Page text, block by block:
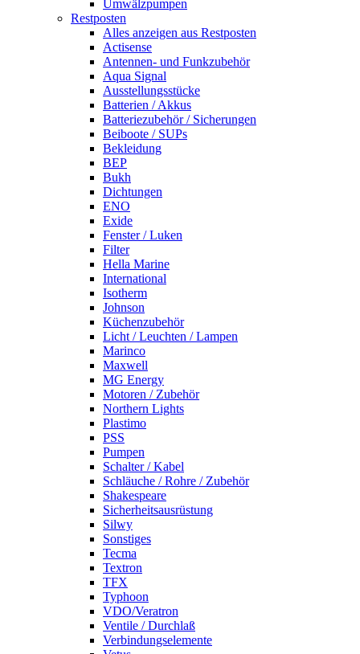
Umwälzpumpen
Restposten
Alles anzeigen aus Restposten
Actisense
Antennen- und Funkzubehör
Aqua Signal
Ausstellungsstücke
Batterien / Akkus
Batteriezubehör / Sicherungen
Beiboote / SUPs
Bekleidung
BEP
Bukh
Dichtungen
ENO
Exide
Fenster / Luken
Filter
Hella Marine
International
Isotherm
Johnson
Küchenzubehör
Licht / Leuchten / Lampen
Marinco
Maxwell
MG Energy
Motoren / Zubehör
Northern Lights
Plastimo
PSS
Pumpen
Schalter / Kabel
Schläuche / Rohre / Zubehör
Shakespeare
Sicherheitsausrüstung
Silwy
Sonstiges
Tecma
Textron
TFX
Typhoon
VDO/Veratron
Ventile / Durchlaß
Verbindungselemente